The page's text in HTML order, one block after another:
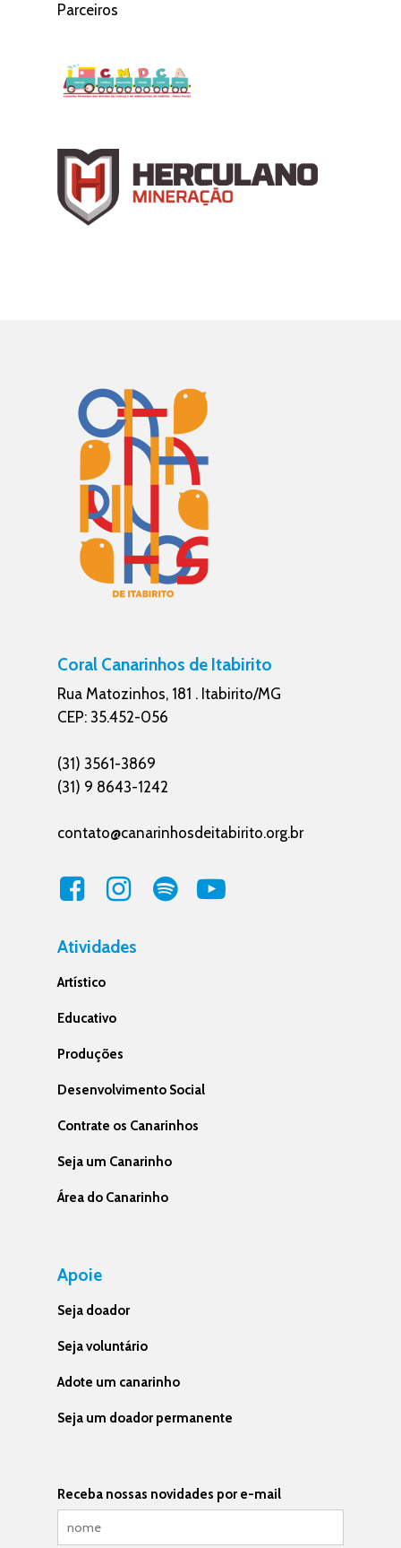
Parceiros
Coral Canarinhos de Itabirito
Rua Matozinhos, 181 . Itabirito/MG
CEP: 35.452-056
(31) 3561-3869
(31) 9 8643-1242
contato@canarinhosdeitabirito.org.br
Atividades
Artístico
Educativo
Produções
Desenvolvimento Social
Contrate os Canarinhos
Seja um Canarinho
Área do Canarinho
Apoie
Seja doador
Seja voluntário
Adote um canarinho
Seja um doador permanente
Receba nossas novidades por e-mail